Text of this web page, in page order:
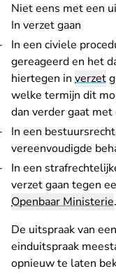
Niet eens met een
In verzet gaan
In een civiele
gereageerd en het
hiertegen in verzet
welke termijn dit
dan verder gaat met
In een
vereenvoudigde
In een
verzet gaan tegen
Openbaar Ministerie.
De uitspraak van
einduitspraak
opnieuw te laten